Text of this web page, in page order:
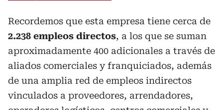
Recordemos que esta empresa tiene cerca de
2.238 empleos directos, a los que se suman
aproximadamente 400 adicionales a través de
aliados comerciales y franquiciados, además
de una amplia red de empleos indirectos
vinculados a proveedores, arrendadores,